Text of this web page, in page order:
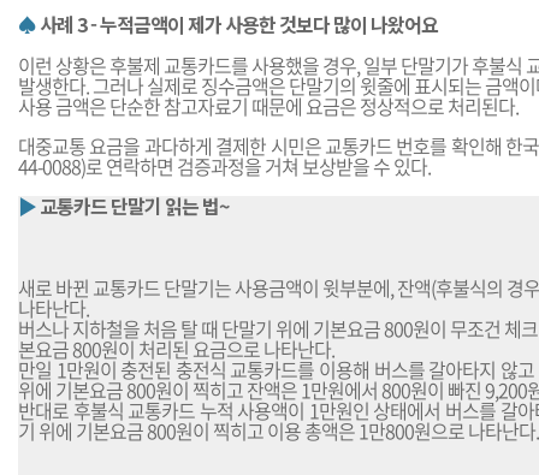
♠사례 3 - 누적금액이 제가 사용한 것보다 많이 나왔어요
이런 상황은 후불제 교통카드를 사용했을 경우, 일부 단말기가 후불식
발생한다. 그러나 실제로 징수금액은 단말기의 윗줄에 표시되는 금액
사용 금액은 단순한 참고자료기 때문에 요금은 정상적으로 처리된다.
대중교통 요금을 과다하게 결제한 시민은 교통카드 번호를 확인해 한
44-0088)로 연락하면 검증과정을 거쳐 보상받을 수 있다.
▶교통카드 단말기 읽는 법~
새로 바뀐 교통카드 단말기는 사용금액이 윗부분에, 잔액(후불식의 경
나타난다.
버스나 지하철을 처음 탈 때 단말기 위에 기본요금 800원이 무조건 체
본요금 800원이 처리된 요금으로 나타난다.
만일 1만원이 충전된 충전식 교통카드를 이용해 버스를 갈아타지 않
위에 기본요금 800원이 찍히고 잔액은 1만원에서 800원이 빠진 9,200
반대로 후불식 교통카드 누적 사용액이 1만원인 상태에서 버스를 갈
기 위에 기본요금 800원이 찍히고 이용 총액은 1만800원으로 나타난다.